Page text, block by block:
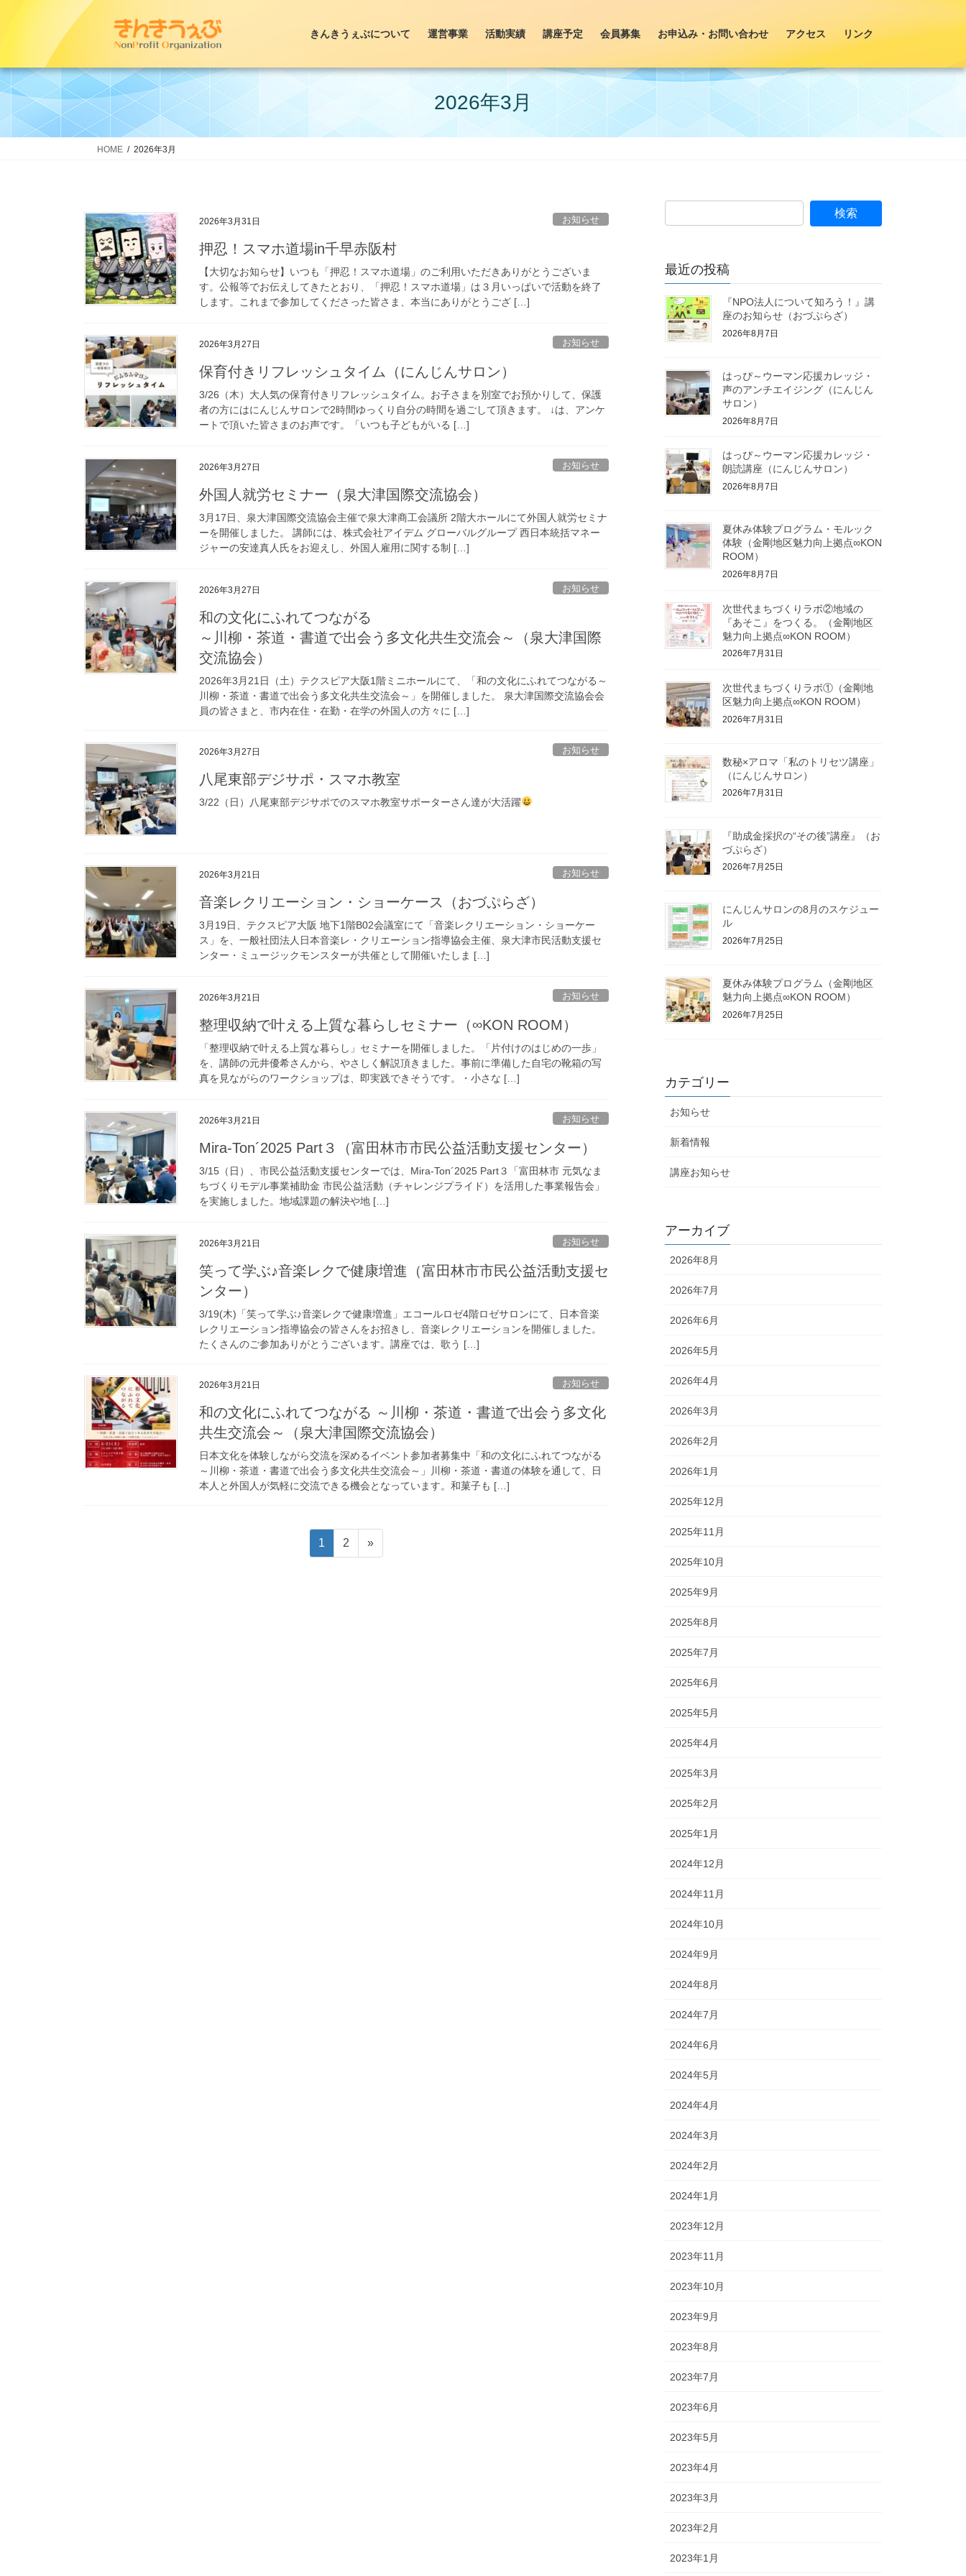
ツ
へ
シ
ョ
きんきうぇぶについて 運営事業 活動実績 講座予定 会員募集 お申込み・お問い合わせ アクセス リンク
2026年3月
HOME 2026年3月
2026年3月31日 お知らせ
押忍！スマホ道場in千早赤阪村
【大切なお知らせ】いつも「押忍！スマホ道場」のご利用いただきありがとうございま
す。公報等でお伝えしてきたとおり、「押忍！スマホ道場」は３月いっぱいで活動を終了
します。これまで参加してくださった皆さま、本当にありがとうござ […]
2026年3月27日 お知らせ
保育付きリフレッシュタイム（にんじんサロン）
3/26（木）大人気の保育付きリフレッシュタイム。お子さまを別室でお預かりして、保護
者の方にはにんじんサロンで2時間ゆっくり自分の時間を過ごして頂きます。 ​↓は、アンケ
ートで頂いた皆さまのお声です。「いつも子どもがいる […]
2026年3月27日 お知らせ
外国人就労セミナー（泉大津国際交流協会）
3月17日、泉大津国際交流協会主催で泉大津商工会議所 2階大ホールにて外国人就労セミナ
ーを開催しました。 講師には、株式会社アイデム グローバルグループ 西日本統括マネー
ジャーの安達真人氏をお迎えし、外国人雇用に関する制 […]
2026年3月27日 お知らせ
和の文化にふれてつながる
～川柳・茶道・書道で出会う多文化共生交流会～（泉大津国際
交流協会）
2026年3月21日（土）テクスピア大阪1階ミニホールにて、「和の文化にふれてつながる～
川柳・茶道・書道で出会う多文化共生交流会～」を開催しました。 泉大津国際交流協会会
員の皆さまと、市内在住・在勤・在学の外国人の方々に […]
2026年3月27日 お知らせ
八尾東部デジサポ・スマホ教室
3/22（日）八尾東部デジサポでのスマホ教室サポーターさん達が大活躍
2026年3月21日 お知らせ
音楽レクリエーション・ショーケース（おづぷらざ）
3月19日、テクスピア大阪 地下1階B02会議室にて「音楽レクリエーション・ショーケー
ス」を、一般社団法人日本音楽レ・クリエーション指導協会主催、泉大津市民活動支援セ
ンター・ミュージックモンスターが共催として開催いたしま […]
2026年3月21日 お知らせ
整理収納で叶える上質な暮らしセミナー（∞KON ROOM）
「整理収納で叶える上質な暮らし」セミナーを開催しました。「片付けのはじめの一歩」
を、講師の元井優希さんから、やさしく解説頂きました。事前に準備した自宅の靴箱の写
真を見ながらのワークショップは、即実践できそうです。・小さな […]
2026年3月21日 お知らせ
Mira-Ton´2025 Part３（富田林市市民公益活動支援センター）
3/15（日）、市民公益活動支援センターでは、Mira-Ton´2025 Part３「富田林市 元気なま
ちづくりモデル事業補助金 市民公益活動（チャレンジプライド）を活用した事業報告会」
を実施しました。地域課題の解決や地 […]
2026年3月21日 お知らせ
笑って学ぶ♪音楽レクで健康増進（富田林市市民公益活動支援セ
ンター）
3/19(木)「笑って学ぶ♪音楽レクで健康増進」エコールロゼ4階ロゼサロンにて、日本音楽
レクリエーション指導協会の皆さんをお招きし、音楽レクリエーションを開催しました。
たくさんのご参加ありがとうございます。講座では、歌う […]
2026年3月21日 お知らせ
和の文化にふれてつながる ～川柳・茶道・書道で出会う多文化
共生交流会～（泉大津国際交流協会）
日本文化を体験しながら交流を深めるイベント参加者募集中「和の文化にふれてつながる
～川柳・茶道・書道で出会う多文化共生交流会～」川柳・茶道・書道の体験を通して、日
本人と外国人が気軽に交流できる機会となっています。和菓子も […]
固
定
1
固
定
2 »
最近の投稿
『NPO法人について知ろう！』講
座のお知らせ（おづぷらざ）
2026年8月7日
はっぴ～ウーマン応援カレッジ・
声のアンチエイジング（にんじん
サロン）
2026年8月7日
はっぴ～ウーマン応援カレッジ・
朗読講座（にんじんサロン）
2026年8月7日
夏休み体験プログラム・モルック
体験（金剛地区魅力向上拠点∞KON
ROOM）
2026年8月7日
次世代まちづくりラボ②地域の
『あそこ』をつくる。（金剛地区
魅力向上拠点∞KON ROOM）
2026年7月31日
次世代まちづくりラボ①（金剛地
区魅力向上拠点∞KON ROOM）
2026年7月31日
数秘×アロマ「私のトリセツ講座」
（にんじんサロン）
2026年7月31日
『助成金採択の“その後”講座』（お
づぷらざ）
2026年7月25日
にんじんサロンの8月のスケジュー
ル
2026年7月25日
夏休み体験プログラム（金剛地区
魅力向上拠点∞KON ROOM）
2026年7月25日
カテゴリー
お知らせ
新着情報
講座お知らせ
アーカイブ
2026年8月
2026年7月
2026年6月
2026年5月
2026年4月
2026年3月
2026年2月
2026年1月
2025年12月
2025年11月
2025年10月
2025年9月
2025年8月
2025年7月
2025年6月
2025年5月
2025年4月
2025年3月
2025年2月
2025年1月
2024年12月
2024年11月
2024年10月
2024年9月
2024年8月
2024年7月
2024年6月
2024年5月
2024年4月
2024年3月
2024年2月
2024年1月
2023年12月
2023年11月
2023年10月
2023年9月
2023年8月
2023年7月
2023年6月
2023年5月
2023年4月
2023年3月
2023年2月
2023年1月